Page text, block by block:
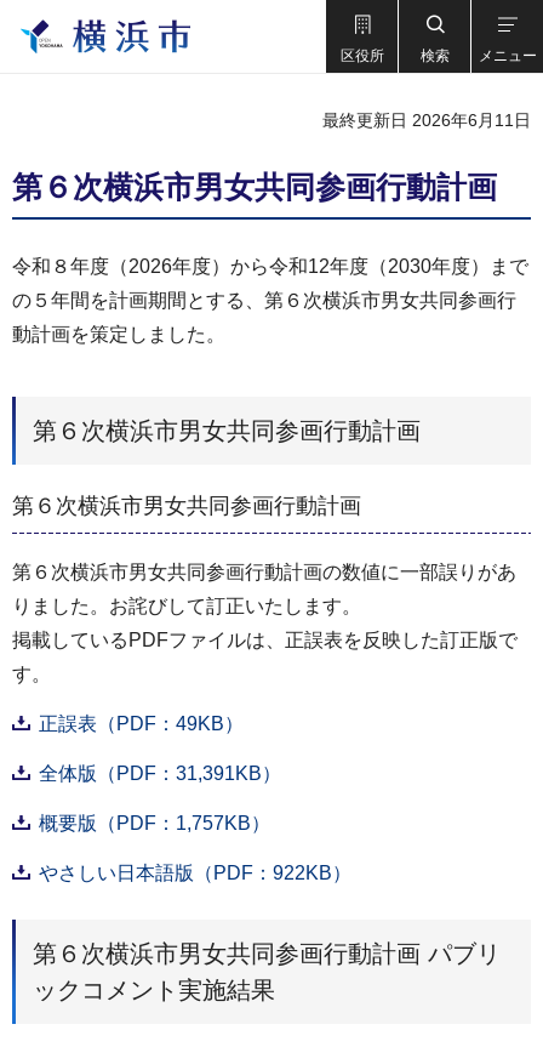
区役所 検索 メニュー
最終更新日 2026年6月11日
第６次横浜市男女共同参画行動計画
令和８年度（2026年度）から令和12年度（2030年度）まで
の５年間を計画期間とする、第６次横浜市男女共同参画行
動計画を策定しました。
第６次横浜市男女共同参画行動計画
第６次横浜市男女共同参画行動計画
第６次横浜市男女共同参画行動計画の数値に一部誤りがあ
りました。お詫びして訂正いたします。
掲載しているPDFファイルは、正誤表を反映した訂正版で
す。
正誤表（PDF：49KB）
全体版（PDF：31,391KB）
概要版（PDF：1,757KB）
やさしい日本語版（PDF：922KB）
第６次横浜市男女共同参画行動計画 パブリ
ックコメント実施結果